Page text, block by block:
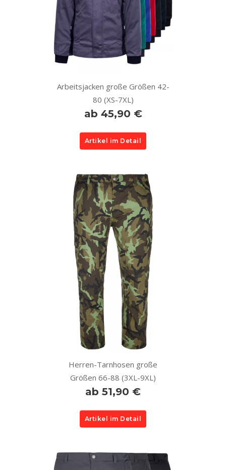
Arbeitsjacken große Größen 42-
80 (XS-7XL)
ab 45,90 €
Artikel im Detail
Herren-Tarnhosen große
Größen 66-88 (3XL-9XL)
ab 51,90 €
Artikel im Detail